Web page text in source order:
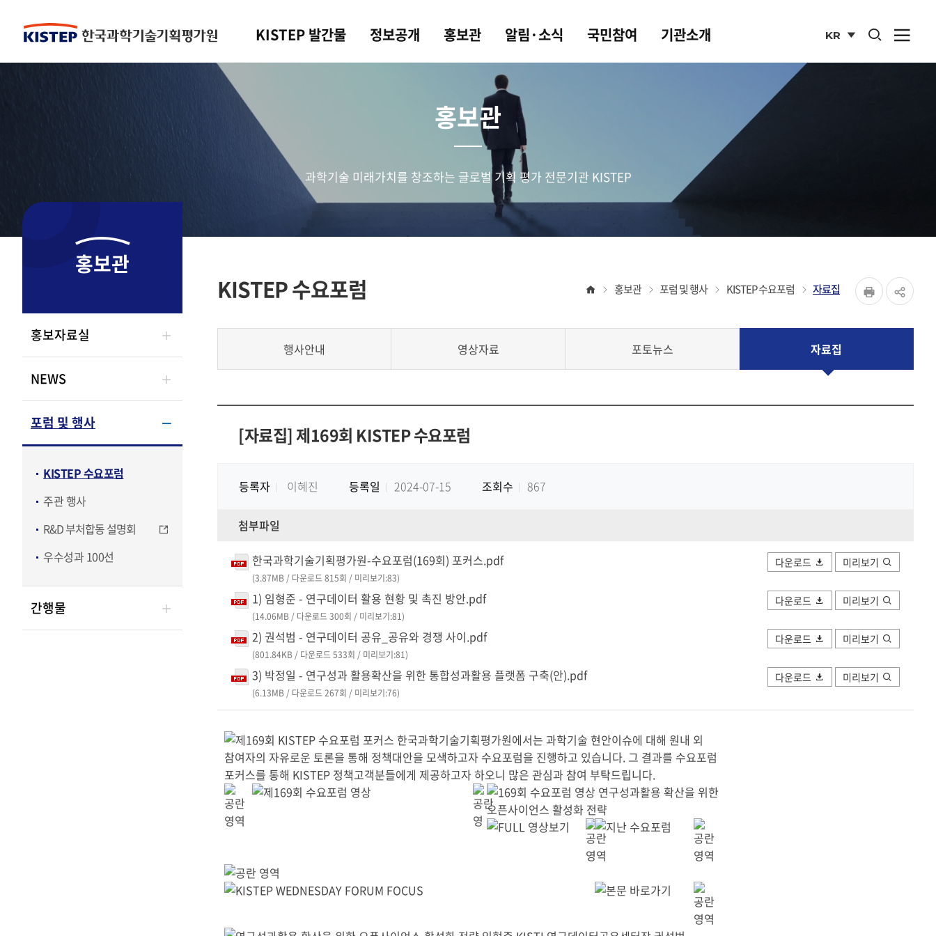
KISTEP 발간물 정보공개 홍보관 알림·소식 국민참여 기관소개
KR
사이트
통합검색 열기
사
열기
홍보관
과학기술 미래가치를 창조하는 글로벌 기획 평가 전문기관 KISTEP
홍보관
홍보자료실
NEWS
포럼 및 행사
KISTEP 수요포럼
주관 행사
R&D 부처합동 설명회
우수성과 100선
간행물
KISTEP 수요포럼 홈 홍보관 포럼 및 행사 KISTEP 수요포럼 자료집
페이지
행사안내
영상자료 포토뉴스 자료집
[자료집] 제169회 KISTEP 수요포럼
등록자 이혜진 등록일 2024-07-15 조회수 867
첨부파일
한국과학기술기획평가원-수요포럼(169회) 포커스.pdf
(3.87MB / 다운로드 815회 / 미리보기:83)
다운로드 미리보기
1) 임형준 - 연구데이터 활용 현황 및 촉진 방안.pdf
(14.06MB / 다운로드 300회 / 미리보기:81)
다운로드 미리보기
2) 권석범 - 연구데이터 공유_공유와 경쟁 사이.pdf
(801.84KB / 다운로드 533회 / 미리보기:81)
다운로드 미리보기
3) 박정일 - 연구성과 활용확산을 위한 통합성과활용 플랫폼 구축(안).pdf
(6.13MB / 다운로드 267회 / 미리보기:76)
다운로드 미리보기